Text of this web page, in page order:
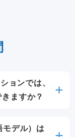
ョンでは、
ますか？
デル）は